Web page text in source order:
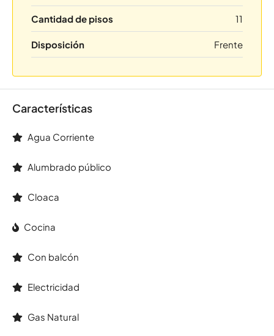
Cantidad de pisos 11
Disposición Frente
Características
Agua Corriente
Alumbrado público
Cloaca
Cocina
Con balcón
Electricidad
Gas Natural